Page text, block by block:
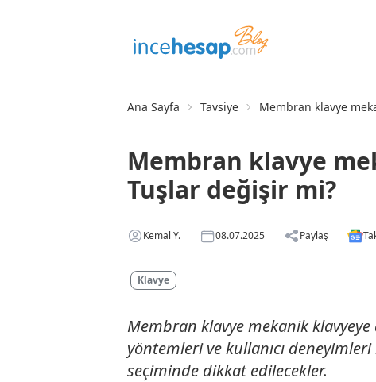
Ana Sayfa Tavsiye Membran klavye
Membran klavye
Tuşlar değişir mi?
Kemal Y. 08.07.2025 Paylaş
Klavye
Membran klavye mekanik
yöntemleri ve kullanıcı
seçiminde dikkat edilecekler.